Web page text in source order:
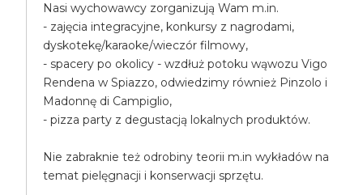
Nasi wychowawcy zorganizują Wam m.in.
- zajęcia integracyjne, konkursy z nagrodami,
dyskotekę/karaoke/wieczór filmowy,
- spacery po okolicy - wzdłuż potoku wąwozu Vigo
Rendena w Spiazzo, odwiedzimy również Pinzolo i
Madonnę di Campiglio,
- pizza party z degustacją lokalnych produktów.
Nie zabraknie też odrobiny teorii m.in wykładów na
temat pielęgnacji i konserwacji sprzętu.